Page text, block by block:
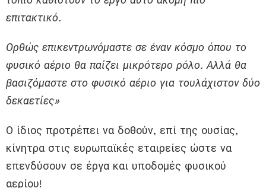
επιτακτικό.
Ορθώς επικεντρωνόμαστε σε έναν κόσμο όπου το
φυσικό αέριο θα παίζει μικρότερο ρόλο. Αλλά θα
βασιζόμαστε στο φυσικό αέριο για τουλάχιστον δύο
δεκαετίες»
Ο ίδιος προτρέπει να δοθούν, επί της ουσίας,
κίνητρα στις ευρωπαϊκές εταιρείες ώστε να
επενδύσουν σε έργα και υποδομές φυσικού
αερίου!